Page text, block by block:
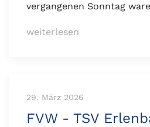
vergangenen Sonntag
weiterlesen
29. März 2026
FVW - TSV